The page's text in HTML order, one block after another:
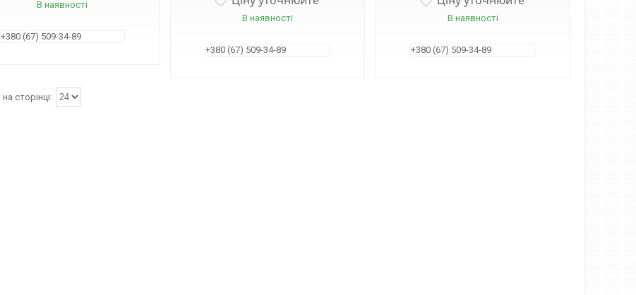
В наявності
+380 (67) 509-34-89
В наявності
+380 (67) 509-34-89
В наявності
+380 (67) 509-34-89